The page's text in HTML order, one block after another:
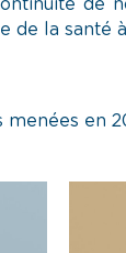
de
de la santé
en